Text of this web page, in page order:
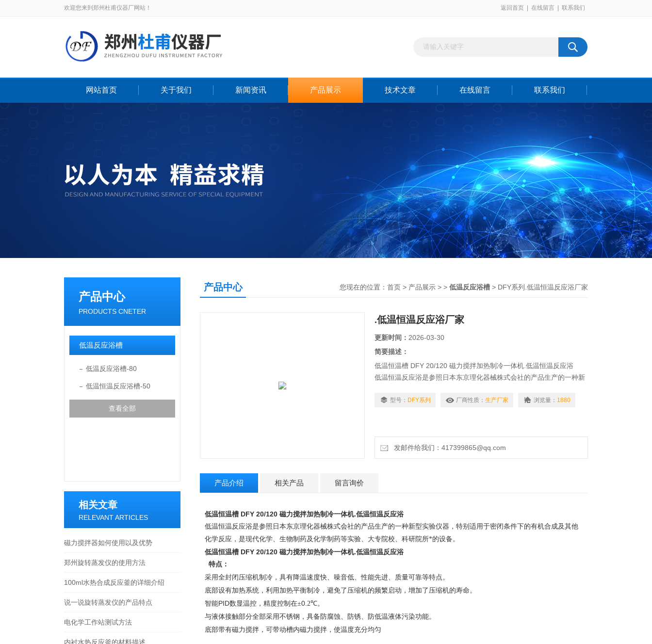
欢迎您来到郑州杜甫仪器厂网站！ 返回首页 在线留言 联系我们
网站首页 关于我们 新闻资讯 产品展示 技术文章 在线留言 联系我们
产品中心
PRODUCTS CNETER
低温反应浴槽
低温反应浴槽-80
低温恒温反应浴槽-50
查看全部
相关文章
RELEVANT ARTICLES
磁力搅拌器如何使用以及优势
郑州旋转蒸发仪的使用方法
100ml水热合成反应釜的详细介绍
说一说旋转蒸发仪的产品特点
电化学工作站测试方法
内衬水热反应釜的材料描述
产品中心 您现在的位置： 首页 > 产品展示 > > 低温反应浴槽 > DFY系列.低温恒温反应浴厂家
.低温恒温反应浴厂家
更新时间： 2026-03-30
简要描述：
低温恒温槽 DFY 20/120 磁力搅拌加热制冷一体机.低温恒温反应浴
低温恒温反应浴是参照日本东京理化器械株式会社的产品生产的一种新
代化学、生物制药及化学制药等实验、大专院校、科研院所*的设备。
型号： DFY系列 厂商性质： 生产厂家 浏览量： 1880
发邮件给我们：417399865@qq.com
产品介绍 相关产品 留言询价
低温恒温槽 DFY 20/120 磁力搅拌加热制冷一体机.低温恒温反应浴
低温恒温反应浴是参照日本东京理化器械株式会社的产品生产的一种新型实验仪器，特别适用于密闭条件下的有机合成及其他
化学反应，是现代化学、生物制药及化学制药等实验、大专院校、科研院所*的设备。
低温恒温槽 DFY 20/120 磁力搅拌加热制冷一体机.低温恒温反应浴
特点：
采用全封闭压缩机制冷，具有降温速度快、噪音低、性能先进、质量可靠等特点。
底部设有加热系统，利用加热平衡制冷，避免了压缩机的频繁启动，增加了压缩机的寿命。
智能PID数显温控，精度控制在±0. 2℃。
与液体接触部分全部采用不锈钢，具备防腐蚀、防锈、防低温液体污染功能。
底部带有磁力搅拌，可带动槽内磁力搅拌，使温度充分均匀